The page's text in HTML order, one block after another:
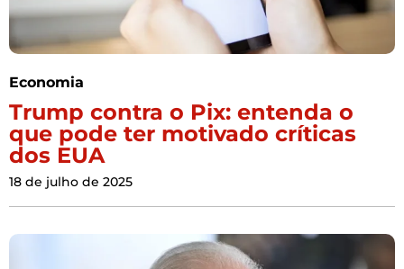
Economia
Trump contra o Pix: entenda o
que pode ter motivado críticas
dos EUA
18 de julho de 2025